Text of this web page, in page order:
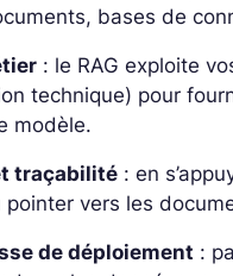
bases de
: le RAG exploite
technique) pour
modèle.
traçabilité : en
pointer vers les
de déploiement :